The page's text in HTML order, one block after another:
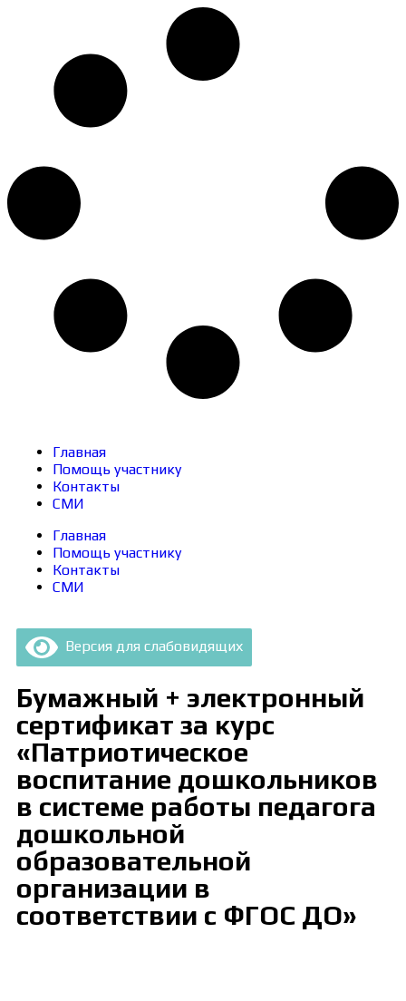
Главная
Помощь участнику
Контакты
СМИ
Главная
Помощь участнику
Контакты
СМИ
Версия для слабовидящих
Бумажный + электронный
сертификат за курс
«Патриотическое
воспитание дошкольников
в системе работы педагога
дошкольной
образовательной
организации в
соответствии с ФГОС ДО»